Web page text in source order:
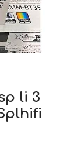
li 3